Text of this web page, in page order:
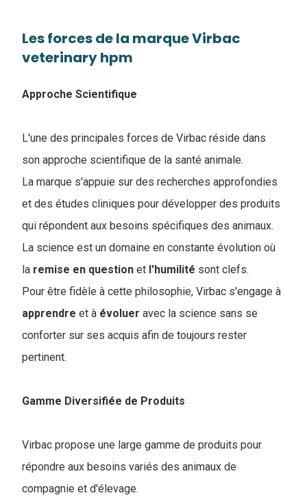
Les forces de la marque Virbac
veterinary hpm
Approche Scientifique
L'une des principales forces de Virbac réside dans
son approche scientifique de la santé animale.
La marque s'appuie sur des recherches approfondies
et des études cliniques pour développer des produits
qui répondent aux besoins spécifiques des animaux.
La science est un domaine en constante évolution où
la remise en question et l'humilité sont clefs.
Pour être fidèle à cette philosophie, Virbac s'engage à
apprendre et à évoluer avec la science sans se
conforter sur ses acquis afin de toujours rester
pertinent.
Gamme Diversifiée de Produits
Virbac propose une large gamme de produits pour
répondre aux besoins variés des animaux de
compagnie et d'élevage.